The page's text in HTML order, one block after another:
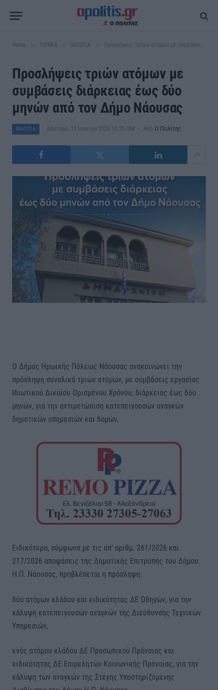
Home ΤΟΠΙΚΑ ΝΑΟΥΣΑ Προσλήψεις τριών ατόμων με συμβάσεις διάρκειας έως δύο μηνών από τον Δήμο Νάουσας
Προσλήψεις τριών ατόμων με
συμβάσεις διάρκειας έως δύο
μηνών από τον Δήμο Νάουσας
ΝΑΟΥΣΑ Δευτέρα, 15 Ιουνίου 2026 10:35 ΠΜ Από Ο Πολίτης
Ο Δήμος Ηρωικής Πόλεως Νάουσας ανακοινώνει την
πρόσληψη συνολικά τριών ατόμων, με συμβάσεις εργασίας
Ιδιωτικού Δικαίου Ορισμένου Χρόνου, διάρκειας έως δύο
μηνών, για την αντιμετώπιση κατεπειγουσών αναγκών
δημοτικών υπηρεσιών και δομών.
Ειδικότερα, σύμφωνα με τις υπ’ αριθμ. 261/2026 και
217/2026 αποφάσεις της Δημοτικής Επιτροπής του Δήμου
Η.Π. Νάουσας, προβλέπεται η πρόσληψη:
δύο ατόμων κλάδου και ειδικότητας ΔΕ Οδηγών, για την
κάλυψη κατεπειγουσών αναγκών της Διεύθυνσης Τεχνικών
Υπηρεσιών,
ενός ατόμου κλάδου ΔΕ Προσωπικού Πρόνοιας και
ειδικότητας ΔΕ Επιμελητών Κοινωνικής Πρόνοιας, για την
κάλυψη των αναγκών της Στέγης Υποστηριζόμενης